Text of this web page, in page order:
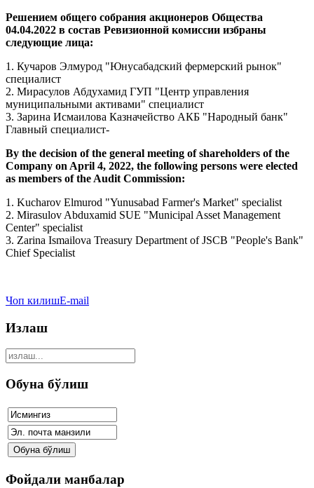
Решением общего собрания акционеров Общества
04.04.2022 в состав Ревизионной комиссии избраны
следующие лица:
1. Кучаров Элмурод "Юнусабадский фермерский рынок"
специалист
2. Мирасулов Абдухамид ГУП "Центр управления
муниципальными активами" специалист
3. Зарина Исмаилова Казначейство АКБ "Народный банк"
Главный специалист-
By the decision of the general meeting of shareholders of the
Company on April 4, 2022, the following persons were elected
as members of the Audit Commission:
1. Kucharov Elmurod "Yunusabad Farmer's Market" specialist
2. Mirasulov Abduxamid SUE "Municipal Asset Management
Center" specialist
3. Zarina Ismailova Treasury Department of JSCB "People's Bank"
Chief Specialist
Чоп килишE-mail
Излаш
Обуна бўлиш
Фойдали манбалар